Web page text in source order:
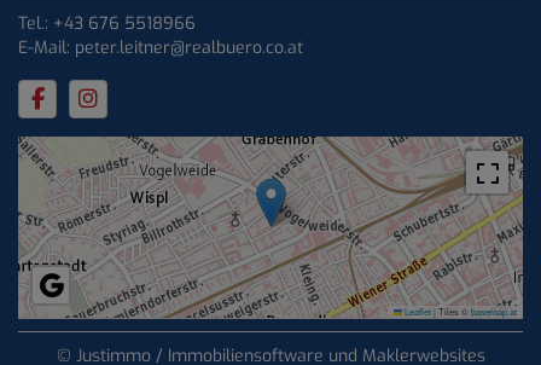
Tel.: +43 676 5518966
E-Mail: peter.leitner@realbuero.co.at
Leaflet|Tiles ©basemap.at
© Justimmo / Immobiliensoftware und Maklerwebsites